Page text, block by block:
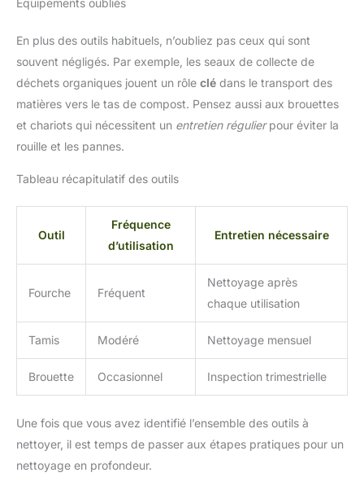
Équipements oubliés
En plus des outils habituels, n’oubliez pas ceux qui sont
souvent négligés. Par exemple, les seaux de collecte de
déchets organiques jouent un rôle clé dans le transport des
matières vers le tas de compost. Pensez aussi aux brouettes
et chariots qui nécessitent un entretien régulierpour éviter la
rouille et les pannes.
Tableau récapitulatif des outils
Outil
Fréquence
d’utilisation
Entretien nécessaire
Fourche Fréquent
Nettoyage après
chaque utilisation
Tamis Modéré Nettoyage mensuel
Brouette Occasionnel Inspection trimestrielle
Une fois que vous avez identifié l’ensemble des outils à
nettoyer, il est temps de passer aux étapes pratiques pour un
nettoyage en profondeur.